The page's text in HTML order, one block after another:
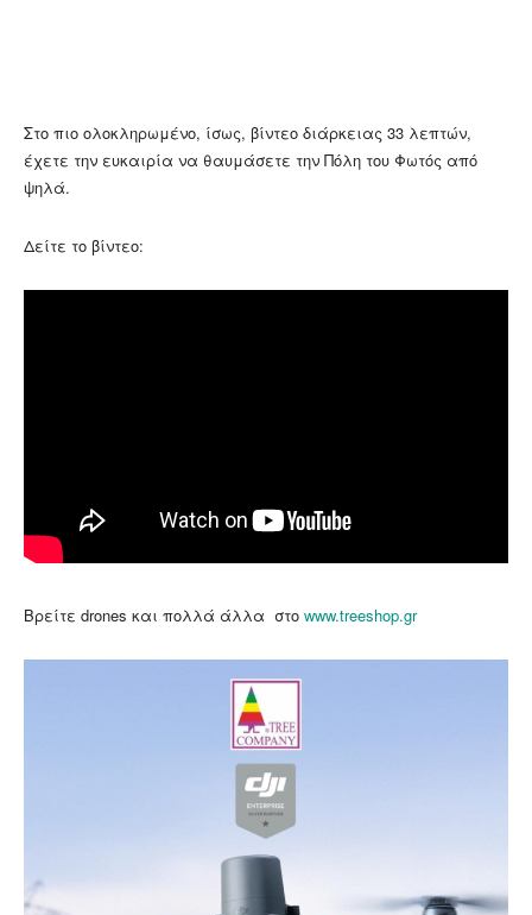
Στο πιο ολοκληρωμένο, ίσως, βίντεο διάρκειας 33 λεπτών,
έχετε την ευκαιρία να θαυμάσετε την Πόλη του Φωτός από
ψηλά.
Δείτε το βίντεο:
Βρείτε drones και πολλά άλλα στο www.treeshop.gr